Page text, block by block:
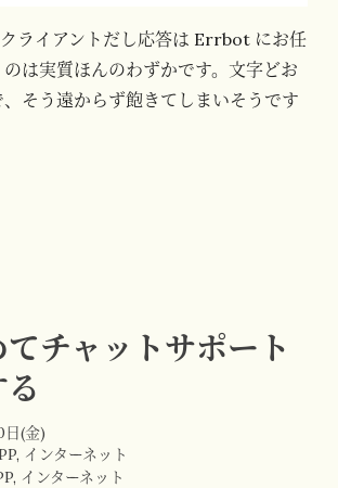
ライアントだし応答は Errbot にお任
は実質ほんのわずかです。文字どお
、そう遠からず飽きてしまいそうです
チャットサポート
日(金)
, インターネット
, インターネット